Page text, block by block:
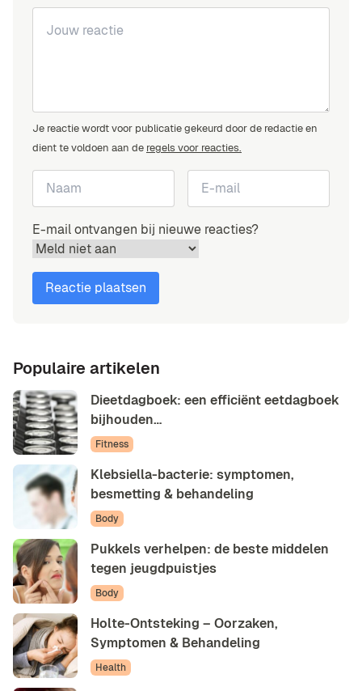
Je reactie wordt voor publicatie gekeurd door de redactie en
dient te voldoen aan de regels voor reacties.
E-mail ontvangen bij nieuwe reacties?
Populaire artikelen
Dieetdagboek: een efficiënt eetdagboek
bijhouden…
Fitness
Klebsiella-bacterie: symptomen,
besmetting & behandeling
Body
Pukkels verhelpen: de beste middelen
tegen jeugdpuistjes
Body
Holte-Ontsteking – Oorzaken,
Symptomen & Behandeling
Health